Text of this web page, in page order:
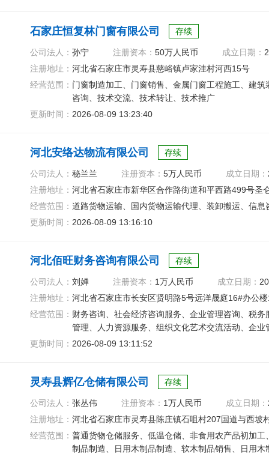
石家庄恒复林门窗有限公司 存续
公司法人： 孙宁 注册资本： 50万人民币 成立日期：
注册地址： 河北省石家庄市灵寿县慈峪镇卢家洼村河西15号
经营范围： 门窗制造加工、门窗销售、金属门窗工程施工、建
咨询、技术交流、技术转让、技术推广
更新时间： 2026-08-09 13:23:40
河北安络达物流有限公司 存续
公司法人： 秘兰兰 注册资本： 5万人民币 成立日期：
注册地址： 河北省石家庄市新华区合作路街道和平西路499号圣
经营范围： 道路货物运输、国内货物运输代理、装卸搬运、信
更新时间： 2026-08-09 13:16:10
河北佰旺财务咨询有限公司 存续
公司法人： 刘婵 注册资本： 1万人民币 成立日期：
注册地址： 河北省石家庄市长安区贤明路5号远洋晟庭16#办公
经营范围： 财务咨询、社会经济咨询服务、企业管理咨询、税
管理、人力资源服务、组织文化艺术交流活动、企
更新时间： 2026-08-09 13:11:52
灵寿县辉亿仓储有限公司 存续
公司法人： 张丛伟 注册资本： 1万人民币 成立日期：
注册地址： 河北省石家庄市灵寿县陈庄镇石咀村207国道与西坡
经营范围： 普通货物仓储服务、低温仓储、非食用农产品初加
制品制造、日用木制品制造、软木制品销售、日用